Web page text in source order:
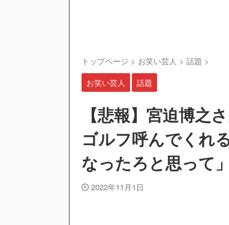
トップページ > お笑い芸人 > 話題 >
お笑い芸人
話題
【悲報】宮迫博之
ゴルフ呼んでくれ
なったろと思って」
2022年11月1日